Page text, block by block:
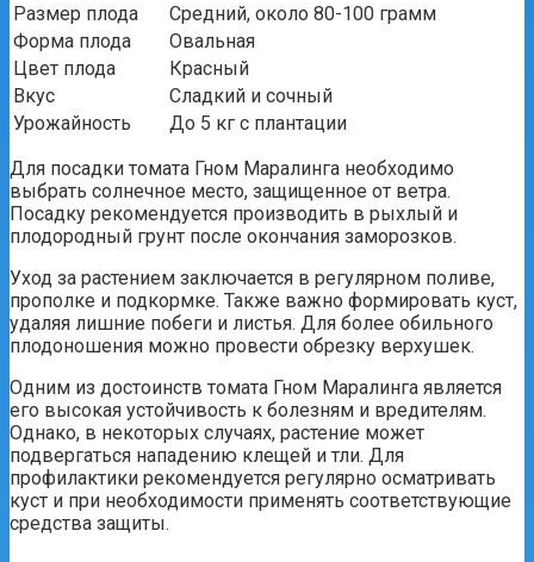
Размер плода
Средний, около 80-100 грамм
Форма плода
Овальная
Цвет плода
Красный
Вкус
Сладкий и сочный
Урожайность
До 5 кг с плантации
Для посадки томата Гном Маралинга необходимо
выбрать солнечное место, защищенное от ветра.
Посадку рекомендуется производить в рыхлый и
плодородный грунт после окончания заморозков.
Уход за растением заключается в регулярном поливе,
прополке и подкормке. Также важно формировать куст,
удаляя лишние побеги и листья. Для более обильного
плодоношения можно провести обрезку верхушек.
Одним из достоинств томата Гном Маралинга является
его высокая устойчивость к болезням и вредителям.
Однако, в некоторых случаях, растение может
подвергаться нападению клещей и тли. Для
профилактики рекомендуется регулярно осматривать
куст и при необходимости применять соответствующие
средства защиты.